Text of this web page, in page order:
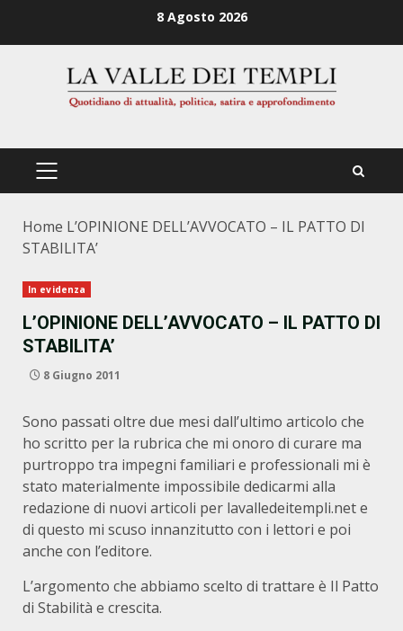
8 Agosto 2026
PRIMÄRES
Home L’OPINIONE DELL’AVVOCATO – IL PATTO DI
STABILITA’
In evidenza
L’OPINIONE DELL’AVVOCATO – IL PATTO DI
STABILITA’
8 Giugno 2011
Sono passati oltre due mesi dall’ultimo articolo che
ho scritto per la rubrica che mi onoro di curare ma
purtroppo tra impegni familiari e professionali mi è
stato materialmente impossibile dedicarmi alla
redazione di nuovi articoli per lavalledeitempli.net e
di questo mi scuso innanzitutto con i lettori e poi
anche con l’editore.
L’argomento che abbiamo scelto di trattare è Il Patto
di Stabilità e crescita.